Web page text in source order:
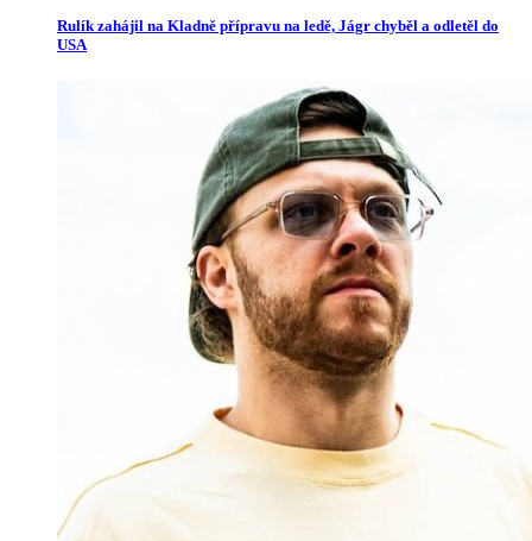
Rulík zahájil na Kladně přípravu na ledě, Jágr chyběl a odletěl do
USA